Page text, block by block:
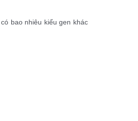
bao nhiêu kiểu gen khác